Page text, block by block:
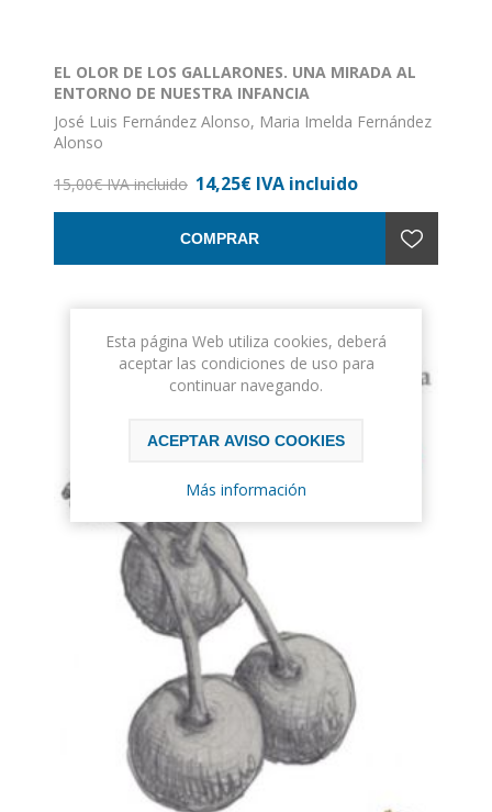
EL OLOR DE LOS GALLARONES. UNA MIRADA AL
ENTORNO DE NUESTRA INFANCIA
José Luis Fernández Alonso, Maria Imelda Fernández
Alonso
Formato: 17 x 24
15,00€ IVA incluido 14,25€ IVA incluido
COMPRAR
Esta página Web utiliza cookies, deberá
aceptar las condiciones de uso para
continuar navegando.
ACEPTAR AVISO COOKIES
Más información